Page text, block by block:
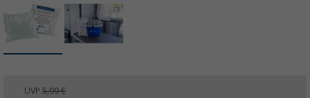
UVP 5,99 €